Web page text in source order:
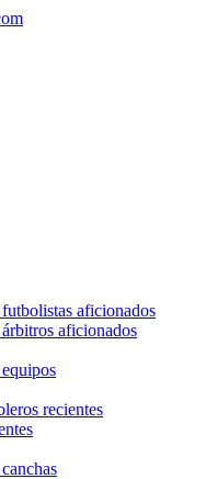
aficionados
aficionados
recientes